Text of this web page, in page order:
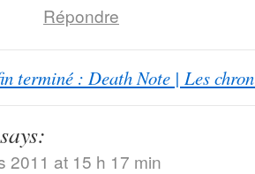
Répondre
terminé : Death Note | Les
says:
2011 at 15 h 17 min